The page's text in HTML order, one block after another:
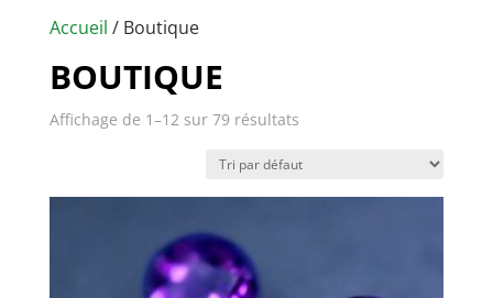
Accueil / Boutique
BOUTIQUE
Affichage de 1–12 sur 79 résultats